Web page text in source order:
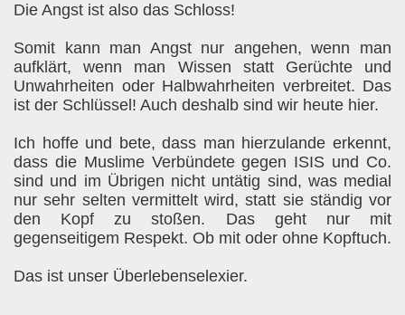
Die Angst ist also das Schloss!
Somit kann man Angst nur angehen, wenn man
aufklärt, wenn man Wissen statt Gerüchte und
Unwahrheiten oder Halbwahrheiten verbreitet. Das
ist der Schlüssel! Auch deshalb sind wir heute hier.
Ich hoffe und bete, dass man hierzulande erkennt,
dass die Muslime Verbündete gegen ISIS und Co.
sind und im Übrigen nicht untätig sind, was medial
nur sehr selten vermittelt wird, statt sie ständig vor
den Kopf zu stoßen. Das geht nur mit
gegenseitigem Respekt. Ob mit oder ohne Kopftuch.
Das ist unser Überlebenselexier.